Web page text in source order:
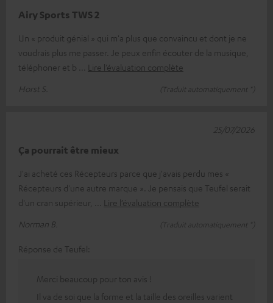
Airy Sports TWS 2
Un « produit génial » qui m'a plus que convaincu et dont je ne
voudrais plus me passer. Je peux enfin écouter de la musique,
téléphoner et b
Lire l’évaluation complète
Horst S.
(Traduit automatiquement *)
Ça pourrait être mieux
J'ai acheté ces Récepteurs parce que j'avais perdu mes «
Récepteurs d'une autre marque ». Je pensais que Teufel serait
d'un cran supérieur,
Lire l’évaluation complète
Norman B.
(Traduit automatiquement *)
25/07/2026
Réponse de Teufel:
Merci beaucoup pour ton avis !
Il va de soi que la forme et la taille des oreilles varient